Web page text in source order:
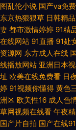
院 免费三级成人网址
站护士 国产熟女91 久
鲁视频 白浆AV导航 国
在线观 AV不卡电影网站
卡性爱电影 香蕉视频
图乱伦小说 国产va免
东京热狠狠草 日韩精
妻 都市激情婷婷 91精
在线网站 91直播 91处
资源网 东方成人在线
线播放网站 亚洲日本
址 欧美在线免费看 日
婷 91视频你懂得 黄色
洲区 欧美性16 成人色
草网视频在线看 午夜
国产片自拍 国产在线91